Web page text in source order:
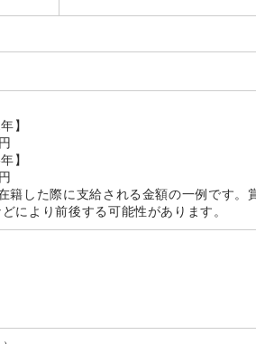
】
】
籍した際に支給される金額の一例です。
により前後する可能性があります。